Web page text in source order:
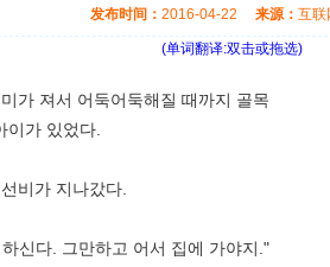
发布时间： 2016-04-22 来源： 互
(单词翻译:双击或拖选)
가 져서 어둑어둑해질 때까지 골목
이가 있었다.
비가 지나갔다.
신다. 그만하고 어서 집에 가야지."